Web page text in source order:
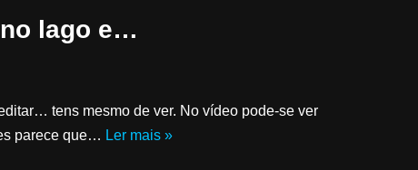
lago e…
tens mesmo de ver. No vídeo pode-se ver
parece que… Ler mais »